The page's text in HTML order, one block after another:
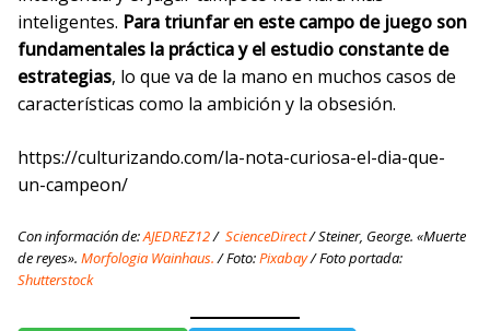
inteligentes. Para triunfar en este campo de juego son
fundamentales la práctica y el estudio constante de
estrategias, lo que va de la mano en muchos casos de
características como la ambición y la obsesión.
https://culturizando.com/la-nota-curiosa-el-dia-que-
un-campeon/
Con información de:AJEDREZ12/ ScienceDirect/ Steiner, George. «Muerte
de reyes». Morfologia Wainhaus./ Foto:Pixabay/ Foto portada:
Shutterstock